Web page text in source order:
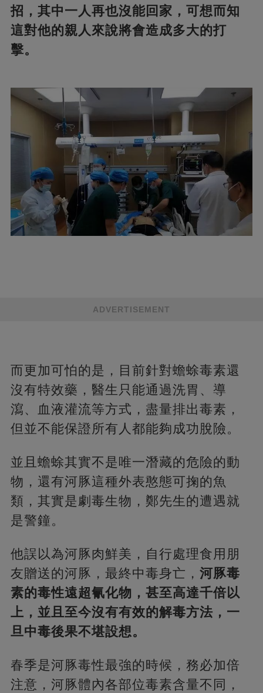
招，其中一人再也沒能回家，可想而知
這對他的親人來說將會造成多大的打
擊。
ADVERTISEMENT
而更加可怕的是，目前針對蟾蜍毒素還
沒有特效藥，醫生只能通過洗胃、導
瀉、血液灌流等方式，盡量排出毒素，
但並不能保證所有人都能夠成功脫險。
並且蟾蜍其實不是唯一潛藏的危險的動
物，還有河豚這種外表憨態可掬的魚
類，其實是劇毒生物，鄭先生的遭遇就
是警鐘。
他誤以為河豚肉鮮美，自行處理食用朋
友贈送的河豚，最終中毒身亡， 河豚毒
素的毒性遠超氰化物，甚至高達千倍以
上，並且至今沒有有效的解毒方法，一
旦中毒後果不堪設想。
春季是河豚毒性最強的時候，務必加倍
注意，河豚體內各部位毒素含量不同，